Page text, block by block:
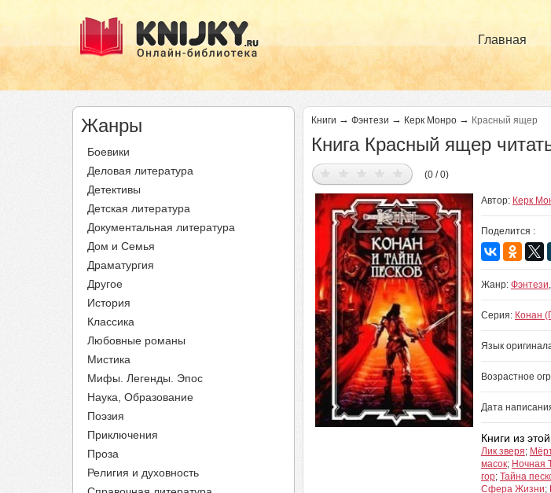
Главная
Жанры
Боевики
Деловая литература
Детективы
Детская литература
Документальная литература
Дом и Семья
Драматургия
Другое
История
Классика
Любовные романы
Мистика
Мифы. Легенды. Эпос
Наука, Образование
Поэзия
Приключения
Проза
Религия и духовность
Книги → Фэнтези → Керк Монро → Красный ящер
Книга Красный ящер
(0 / 0)
Автор: Керк
Поделится :
Жанр: Фэнтези,
Серия: Конан
Язык
Возрастное
Дата
Книги из
Лик зверя;
масок; Ночная
гор; Тайна
Сфера Жизни;